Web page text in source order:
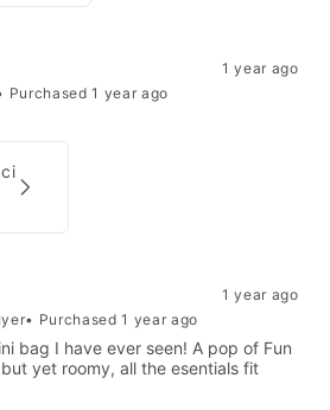
1 year ago
Purchased 1 year ago
1 year ago
• Purchased 1 year ago
bag I have ever seen! A pop of Fun
yet roomy, all the esentials fit